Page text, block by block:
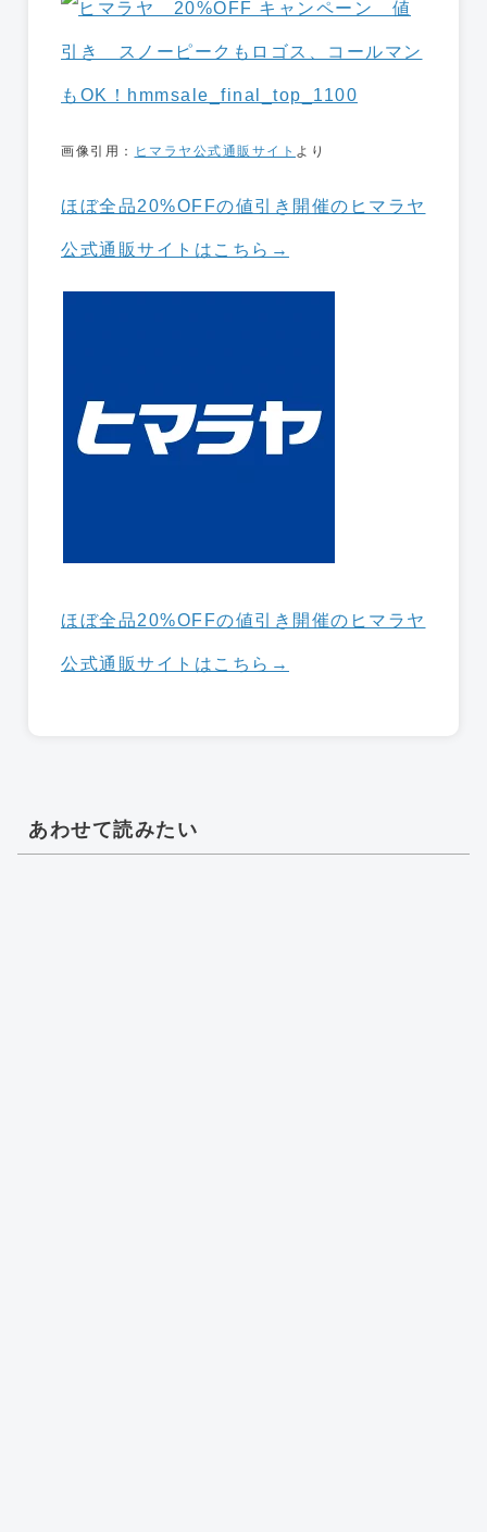
画像引用： ヒマラヤ公式通販サイト より
ほぼ全品20%OFFの値引き開催のヒマラヤ
公式通販サイトはこちら→
ほぼ全品20%OFFの値引き開催のヒマラヤ
公式通販サイトはこちら→
あわせて読みたい